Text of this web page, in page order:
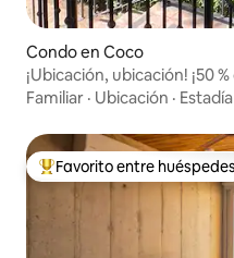
Condo en Coco
¡Ubicación, ubicación! ¡50
Además… ¡sin impuestos
Familiar · Ubicación ·
Favorito entre huéspedes
Favorito entre huéspedes